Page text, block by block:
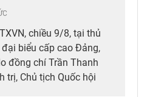
chiều 9/8, tại thủ
biểu cấp cao Đảng,
đồng chí Trần Thanh
trị, Chủ tịch Quốc hội